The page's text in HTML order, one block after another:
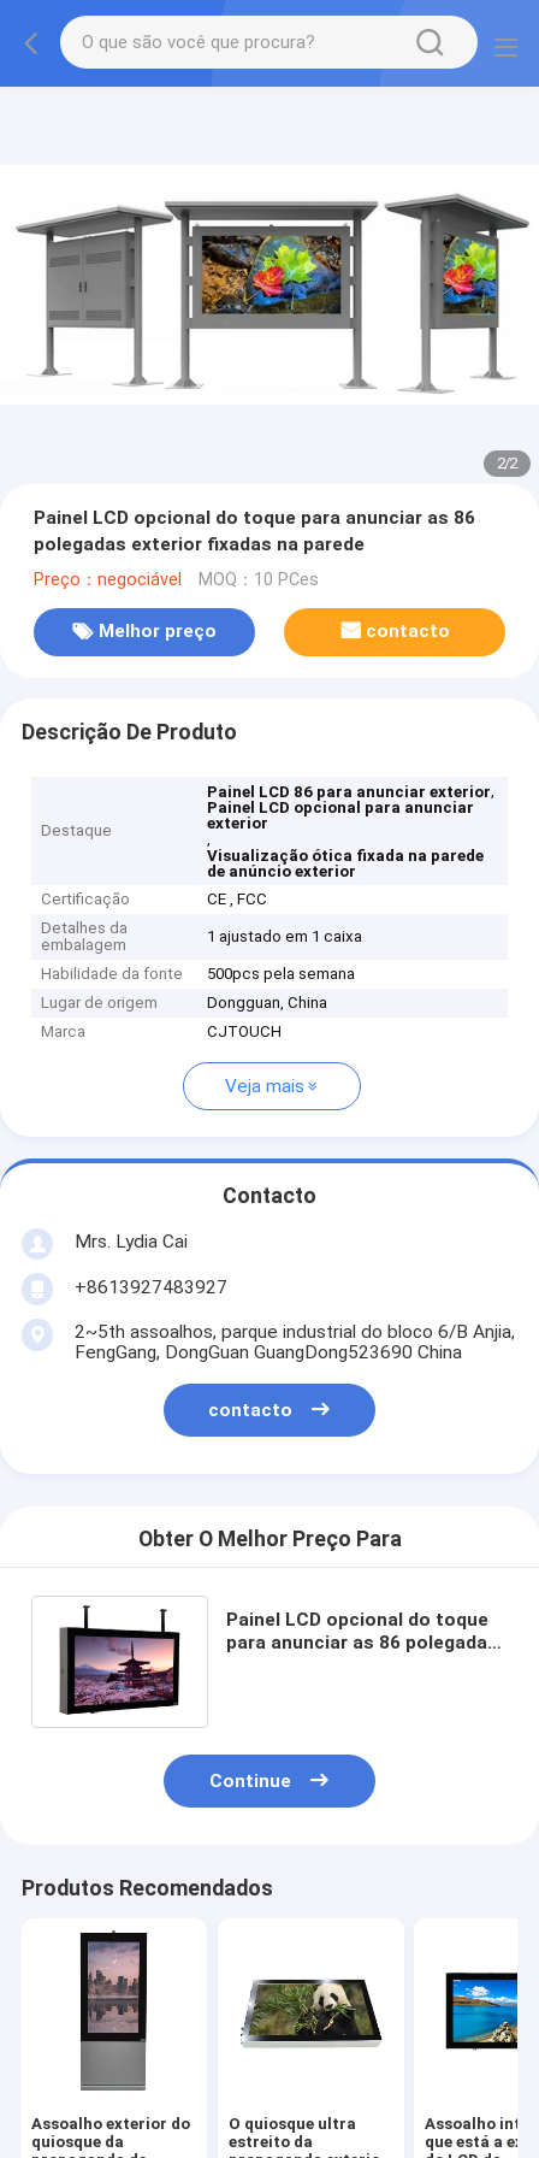
2/2
Painel LCD opcional do toque para anunciar as 86
polegadas exterior fixadas na parede
Preço：negociável MOQ：10 PCes
Melhor preço contacto
Descrição De Produto
Destaque
Painel LCD 86 para anunciar exterior,
Painel LCD opcional para anunciar
exterior
,
Visualização ótica fixada na parede
de anúncio exterior
Certificação
CE , FCC
Detalhes da
embalagem
1 ajustado em 1 caixa
Habilidade da fonte
500pcs pela semana
Lugar de origem
Dongguan, China
Marca
CJTOUCH
Veja mais
Contacto
Mrs. Lydia Cai
+8613927483927
2~5th assoalhos, parque industrial do bloco 6/B Anjia,
FengGang, DongGuan GuangDong523690 China
contacto
Obter O Melhor Preço Para
Painel LCD opcional do toque
para anunciar as 86 polegadas
Continue
Produtos Recomendados
Assoalho exterior do
quiosque da
O quiosque ultra
estreito da
Assoalho
que está a